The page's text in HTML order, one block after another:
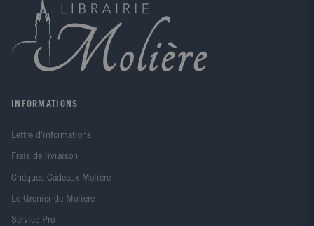
INFORMATIONS
Lettre d'informations
Frais de livraison
Chèques Cadeaux Molière
Le Grenier de Molière
Service Pro